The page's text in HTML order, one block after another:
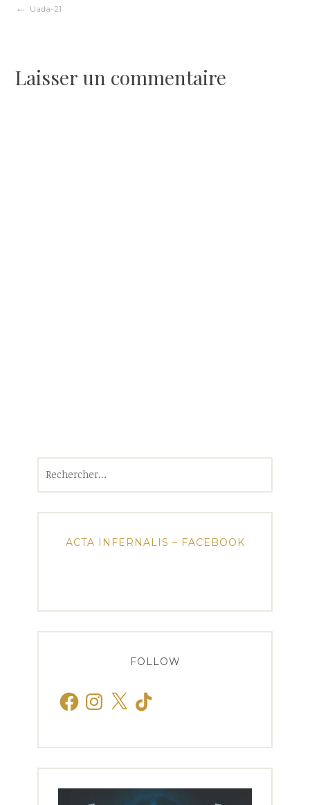
Navigation
l’article
Uada-21
Laisser un commentaire
ACTA INFERNALIS – FACEBOOK
FOLLOW
FacebookInstagram
X TikTok